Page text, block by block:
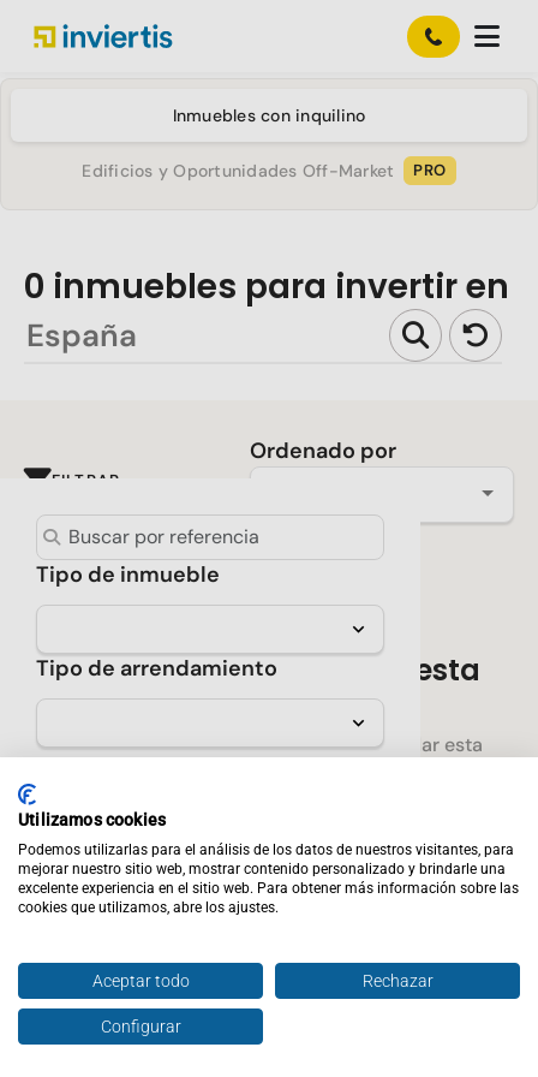
Inmuebles con inquilino
Edificios y Oportunidades Off-Market PRO
0 inmuebles para invertir en
Tipo de inmueble
Tipo de arrendamiento
★ Destacados
Precio
Calidad de la zona
FILTRAR
Ordenado por
No hay resultados para esta
búsqueda
Prueba seleccionar menos filtros o guardar esta
Crear alerta
Propiedades sugeridas
Utilizamos cookies
Podemos utilizarlas para el análisis de los datos de nuestros visitantes, para
mejorar nuestro sitio web, mostrar contenido personalizado y brindarle una
excelente experiencia en el sitio web. Para obtener más información sobre las
cookies que utilizamos, abre los ajustes.
Aceptar todo Rechazar
Configurar